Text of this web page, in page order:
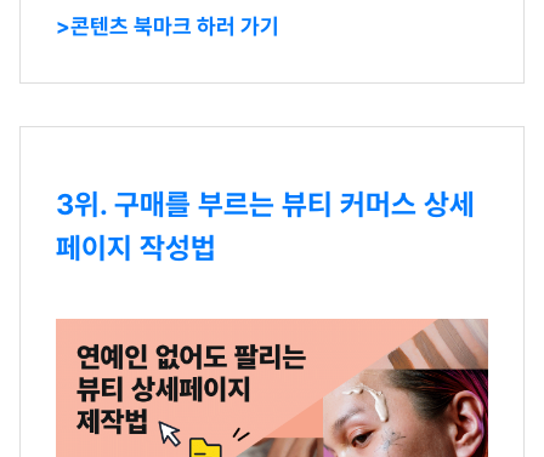
>콘텐츠 북마크 하러 가기
3위. 구매를 부르는 뷰티 커머스 상세
페이지 작성법